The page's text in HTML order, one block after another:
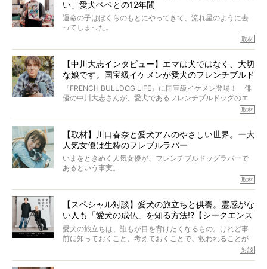
症し、なんと4年7ヶ月間も生き抜いたのです。旅立ったと
きの年齢は13歳と11ヶ月、レジェンド級のレジェンドでし
た。さらには、治療後3年間は一度も発作が起きなかったと
いいます。
この事実はフレンチブルドッグだけでなく、脳腫瘍と闘う
太郎のオーナーである佐藤さんご夫婦に、治療の選択やケ
アについて詳しくお話しをうかがいました。
い」愛犬ベベとの12年間
運命の子はぼくらのもとにやってきて、流れ星のように去
ってしまった。
り添いたいと思う。
その悲しみをいますぐ解消することはできないが、話をき
いて、泣いたり笑ったりするのもいいだろう。
こんな子だった、こんなにいい子だった、ほんとうに愛し
ていたと。
ぼくらは上沼恵美子さんのご自宅へ伺って、お話をきこう
と思った。
取材
【中川大志インタビュー】エマは犬ではなく、大切
な娘です。国宝級イケメンが愛犬のフレンチブルド
ッグと一緒に登場
『FRENCH BULLDOG LIFE』に国宝級イケメン登場！ 俳
優の中川大志さんが、愛犬であるフレンチブルドッグのエ
マちゃん（2歳の女の子）にメロメロとの情報を聞きつけ、
カエピソードが次から次へと飛び出しました。
取材
【取材】川口春奈と愛犬アムのやさしい世界。ー大
人気女優は生粋のフレブルラバー
いまをときめく人気女優が、フレンチブルドッグラバーで
あるという事実。
とりを目の当たりにするほどに、そのフレンチブルドッグ
愛がわたしたちのそれとまったく同じであることに、なん
だかうれしくなってしまったのでした。
春奈さんとアムちゃんのすてきな暮らしを、BUHI編集長の
小西がいつくしみながら、切り取らせていただきます。
取材
【スペシャル対談】愛犬の旅立ちと供養。霊感がな
い人も「愛犬の成仏」を知る方法!?【シークエンス
はやとも×PELI】
愛犬の旅立ちは、誰もが目を背けたくなるもの。けれど事
前に知っておくこと、考えておくことで、救われることが
対談